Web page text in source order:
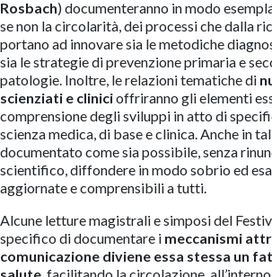
Rosbach) documenteranno in modo
se non la circolarità, dei processi che dalla
portano ad innovare sia le metodiche
sia le strategie di prevenzione primaria e
patologie. Inoltre, le relazioni tematiche di
scienziati e clinicioffriranno gli elementi
comprensione degli sviluppi in atto di
scienza medica, di base e clinica. Anche in
documentato come sia possibile, senza
scientifico, diffondere in modo sobrio ed
aggiornate e comprensibili a tutti.
Alcune letture magistrali e simposi del
specifico di documentare i meccanismi
comunicazione diviene essa stessa un